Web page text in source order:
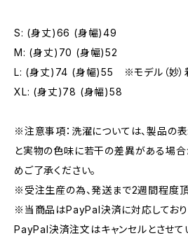
S: (身丈)66 (身幅)49
M: (身丈)70 (身幅)52
L: (身丈)74 (身幅)55 ※モデル（妙
XL: (身丈)78 (身幅)58
※注意事項：洗濯については、製品の表
と実物の色味に若干の差異がある場合
めご了承ください。
※受注生産の為、発送まで2週間程度頂
※当商品はPayPal決済に対応しており
PayPal決済注文はキャンセルとさせて